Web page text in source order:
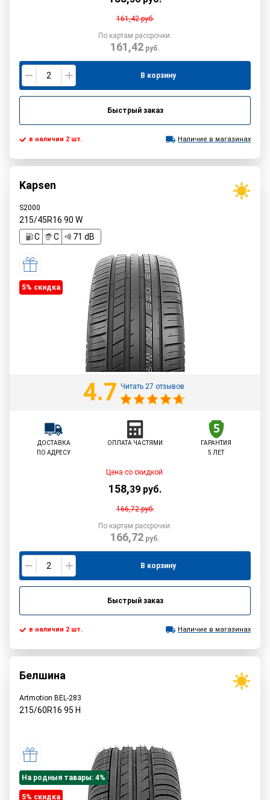
161,42руб.
По картам рассрочки:
161,42руб.
В корзину
Быстрый заказ
в наличии 2 шт. Наличие в магазинах
Kapsen
S2000
215/45R16 90 W
C
C 71 dB
5% cкидка
4.7 Читать 27 отзывов
ДОСТАВКА
ПО АДРЕСУ
ОПЛАТА ЧАСТЯМИ
ГАРАНТИЯ
5 ЛЕТ
Цена со скидкой:
158,39 руб.
166,72руб.
По картам рассрочки:
166,72руб.
В корзину
Быстрый заказ
в наличии 2 шт. Наличие в магазинах
Белшина
Artmotion BEL-283
215/60R16 95 H
На родныя тавары: 4%
5% cкидка